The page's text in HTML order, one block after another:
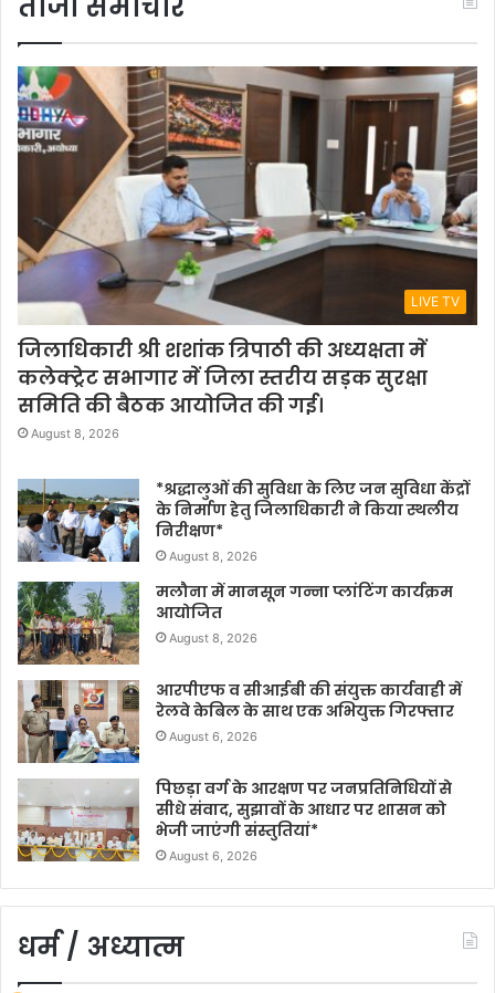
LIVE TV
जिलाधिकारी श्री शशांक त्रिपाठी की अध्यक्षता में
कलेक्ट्रेट सभागार में जिला स्तरीय सड़क सुरक्षा
समिति की बैठक आयोजित की गई।
August 8, 2026
*श्रद्धालुओं की सुविधा के लिए जन सुविधा केंद्रों
के निर्माण हेतु जिलाधिकारी ने किया स्थलीय
निरीक्षण*
August 8, 2026
मलौना में मानसून गन्ना प्लांटिंग कार्यक्रम
आयोजित
August 8, 2026
आरपीएफ व सीआईबी की संयुक्त कार्यवाही में
रेलवे केबिल के साथ एक अभियुक्त गिरफ्तार
August 6, 2026
पिछड़ा वर्ग के आरक्षण पर जनप्रतिनिधियों से
सीधे संवाद, सुझावों के आधार पर शासन को
भेजी जाएंगी संस्तुतियां*
August 6, 2026
धर्म / अध्यात्म